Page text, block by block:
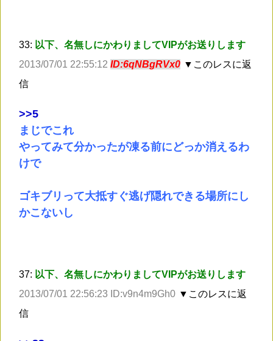
33: 以下、名無しにかわりましてVIPがお送りします
2013/07/01 22:55:12 ID:6qNBgRVx0 ▼このレスに返
信
>>5
まじでこれ
やってみて分かったが凍る前にどっか消えるわ
けで
ゴキブリって大抵すぐ逃げ隠れできる場所にし
かこないし
37: 以下、名無しにかわりましてVIPがお送りします
2013/07/01 22:56:23 ID:v9n4m9Gh0 ▼このレスに返
信